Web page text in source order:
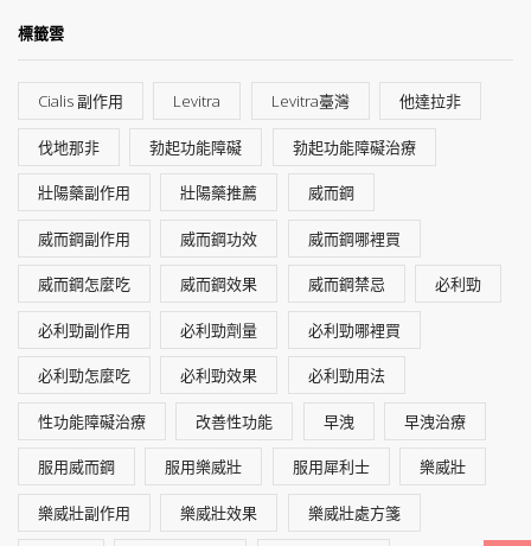
標籤雲
Cialis 副作用 Levitra Levitra臺灣 他達拉非
伐地那非 勃起功能障礙 勃起功能障礙治療
壯陽藥副作用 壯陽藥推薦 威而鋼
威而鋼副作用 威而鋼功效 威而鋼哪裡買
威而鋼怎麼吃 威而鋼效果 威而鋼禁忌 必利勁
必利勁副作用 必利勁劑量 必利勁哪裡買
必利勁怎麼吃 必利勁效果 必利勁用法
性功能障礙治療 改善性功能 早洩 早洩治療
服用威而鋼 服用樂威壯 服用犀利士 樂威壯
樂威壯副作用 樂威壯效果 樂威壯處方箋